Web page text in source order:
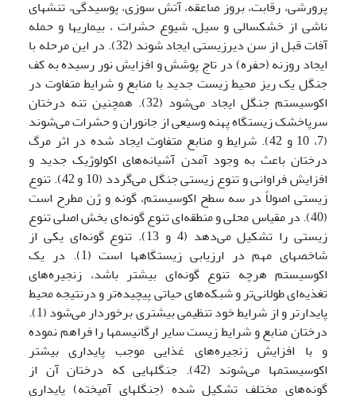
پرورشی، رقابت، بروز صاعقه، آتش سوزی، پوسیدگی، تنشهای
ناشی از خشکسالی و سیل، شیوع حشرات ، بیماریها و حمله
آفات قبل از سن دیرزیستی ایجاد ‌شوند (32). در این مرحله با
ایجاد روزنه (حفره) در تاج پوشش و افزایش نور رسیده به کف
جنگل یک ریز محیط زیست جدید با منابع و شرایط متفاوت در
اکوسیستم جنگل ایجاد می‌شود (32). همچنین تنه درختان
سرپاخشک زیستگاه پهنه وسیعی از جانوران و حشرات می‌شوند
(7، 10 و 42). شرایط و منابع متفاوت ایجاد شده در اثر مرگ
درختان باعث به وجود آمدن آشیانه‌‌های اکولوژیک جدید و
افزایش فراوانی و تنوع زیستی جنگل می‌گردد (10 و 42). تنوع
زیستی اصولاً در سه سطح اکوسیستم، گونه و ژن مطرح است
(40). در مقیاس محلی و منطقه‌ای تنوع گونه‌ای بخش اصلی تنوع
زیستی را تشکیل می‌دهد (4 و 13). تنوع گونه‌ای یکی از
شاخصهای مهم در ارزیابی زیستگاهها است (1). در یک
اکوسیستم هرچه تنوع گونه‌ای بیشتر باشد، زنجیره‌های
تغذیه‌ای طولانی‌تر و شبکه‌های حیاتی پیچیده‌تر و درنتیجه محیط
پایدارتر و از شرایط خود تنظیمی بیشتری برخوردار می‌شود (1).
درختان منابع و شرایط زیست سایر ارگانیسمها را فراهم نموده
و با افزایش زنجیره‌های غذایی موجب پایداری بیشتر
اکوسیستمها می‌شوند (42). جنگلهایی که درختان آن از
گونه‌های مختلف تشکیل شده‌ (جنگلهای آمیخته) پایداری